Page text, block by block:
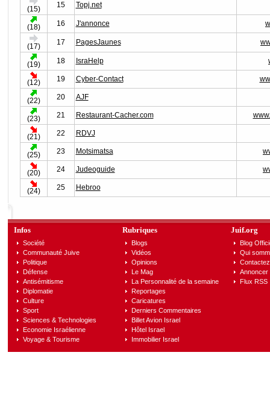
(15) 15 Topj.net
(18) 16 J'annonce
(17) 17 PagesJaunes
(19) 18 IsraHelp
(12) 19 Cyber-Contact
(22) 20 AJF
(23) 21 Restaurant-Cacher.com
(21) 22 RDVJ
(25) 23 Motsimatsa
(20) 24 Judeoguide
(24) 25 Hebroo
Infos
Société
Communauté Juive
Politique
Défense
Antisémitisme
Diplomatie
Culture
Sport
Sciences & Technologies
Economie Israélienne
Voyage & Tourisme
Rubriques
Blogs
Vidéos
Opinions
Le Mag
La Personnalité de la semaine
Reportages
Caricatures
Derniers Commentaires
Billet Avion Israel
Hôtel Israel
Immobilier Israel
Juif.org
Blog
Qui
Annoncer
Flux RSS